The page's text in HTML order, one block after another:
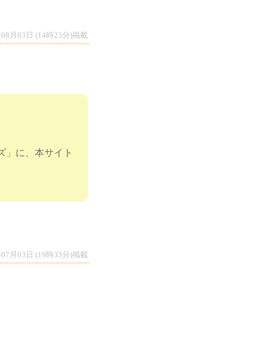
月03日 (14時23分)掲載
」に、本サイト
月03日 (19時33分)掲載